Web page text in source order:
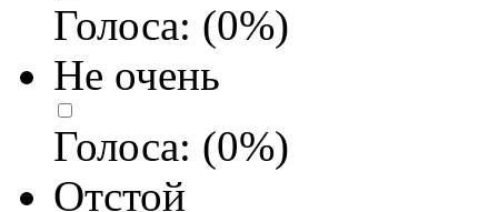
Голоса: (0%)
Не очень
Голоса: (0%)
Отстой